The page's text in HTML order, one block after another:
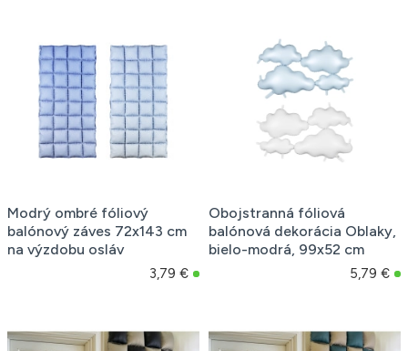
Modrý ombré fóliový
balónový záves 72x143 cm
na výzdobu osláv
3,79 €
Obojstranná fóliová
balónová dekorácia Oblaky,
bielo-modrá, 99x52 cm
5,79 €